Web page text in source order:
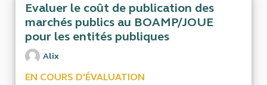
Evaluer le coût de publication des
marchés publics au BOAMP/JOUE
pour les entités publiques
Alix
EN COURS D'ÉVALUATION